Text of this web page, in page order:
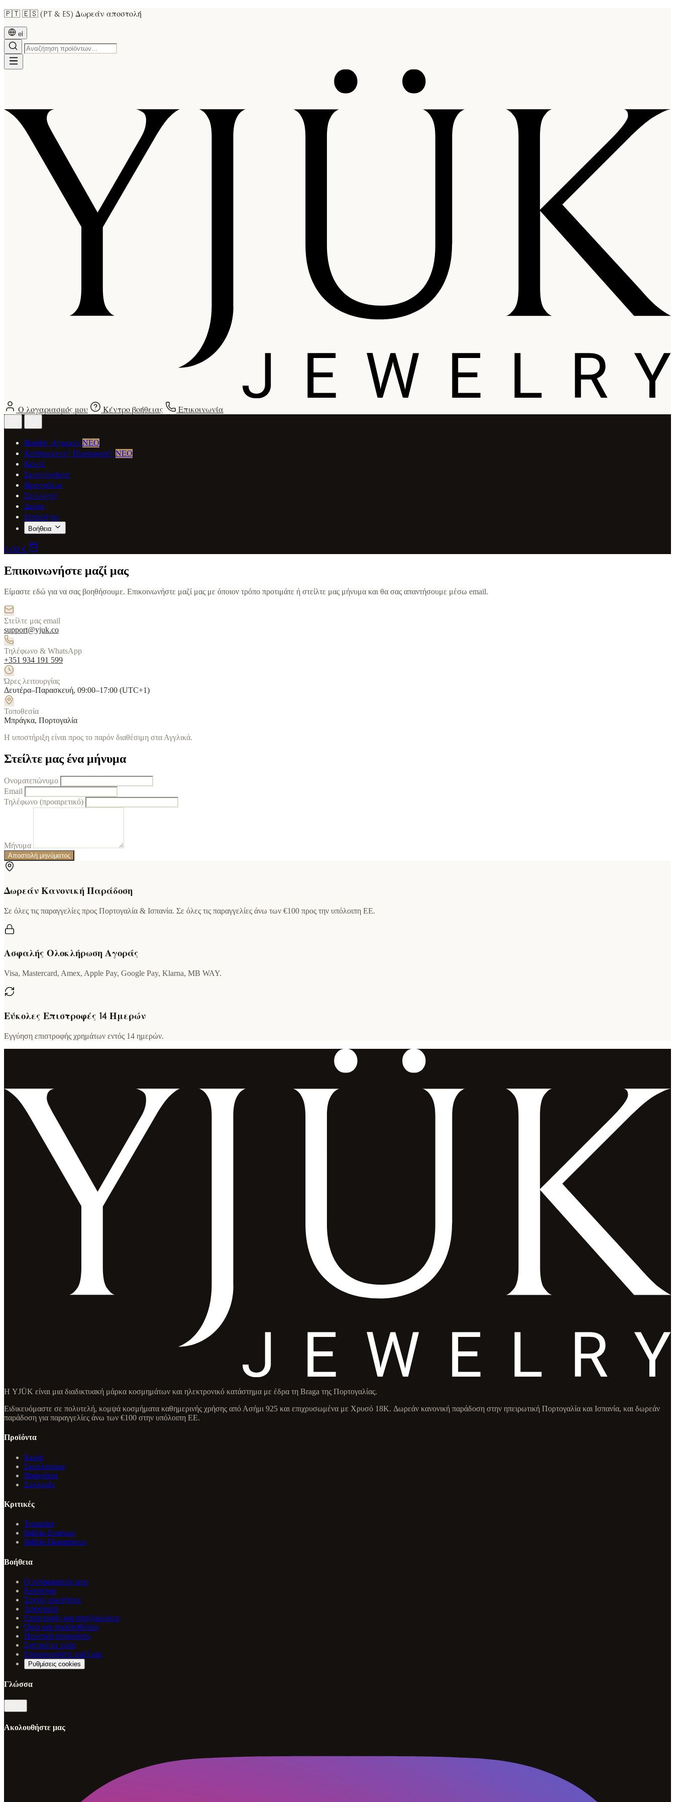
🇵🇹 🇪🇸 (PT & ES) Δωρεάν αποστολή
el
Ο λογαριασμός μου Κέντρο βοήθειας Επικοινωνία
Βοηθός Αγορών ΝΕΟ
Καθημερινές Προσφορές ΝΕΟ
Κολιέ
Σκουλαρίκια
Βραχιόλια
Συλλογές
Δώρα
Ιστολόγιο
Βοήθεια
0,00 €
Επικοινωνήστε μαζί μας
Είμαστε εδώ για να σας βοηθήσουμε. Επικοινωνήστε μαζί μας με όποιον τρόπο προτιμάτε ή στείλτε μας μήνυμα και θα σας απαντήσουμε μέσω email.
Στείλτε μας email
support@yjuk.co
Τηλέφωνο & WhatsApp
+351 934 191 599
Ώρες λειτουργίας
Δευτέρα–Παρασκευή, 09:00–17:00 (UTC+1)
Τοποθεσία
Μπράγκα, Πορτογαλία
Η υποστήριξη είναι προς το παρόν διαθέσιμη στα Αγγλικά.
Στείλτε μας ένα μήνυμα
Ονοματεπώνυμο
Email
Τηλέφωνο (προαιρετικό)
Μήνυμα
Αποστολή μηνύματος
Δωρεάν Κανονική Παράδοση
Σε όλες τις παραγγελίες προς Πορτογαλία & Ισπανία. Σε όλες τις παραγγελίες άνω των €100 προς την υπόλοιπη ΕΕ.
Ασφαλής Ολοκλήρωση Αγοράς
Visa, Mastercard, Amex, Apple Pay, Google Pay, Klarna, MB WAY.
Εύκολες Επιστροφές 14 Ημερών
Εγγύηση επιστροφής χρημάτων εντός 14 ημερών.
Η YJÜK είναι μια διαδικτυακή μάρκα κοσμημάτων και ηλεκτρονικό κατάστημα με έδρα τη Braga της Πορτογαλίας.
Ειδικευόμαστε σε πολυτελή, κομψά κοσμήματα καθημερινής χρήσης από Ασήμι 925 και επιχρυσωμένα με Χρυσό 18K. Δωρεάν κανονική παράδοση στην ηπειρωτική Πορτογαλία και Ισπανία, και δωρεάν
παράδοση για παραγγελίες άνω των €100 στην υπόλοιπη ΕΕ.
Προϊόντα
Κολιέ
Σκουλαρίκια
Βραχιόλια
Συλλογές
Κριτικές
Trustpilot
Βιβλίο Επαίνων
Βιβλίο Παραπόνων
Βοήθεια
Ο λογαριασμός μου
Κουπόνια
Συχνές ερωτήσεις
Αποστολή
Επιστροφές και αποζημιώσεις
Όροι και προϋποθέσεις
Πολιτική απορρήτου
Σχετικά με εμάς
Επικοινωνήστε μαζί μας
Ρυθμίσεις cookies
Γλώσσα
Ακολουθήστε μας